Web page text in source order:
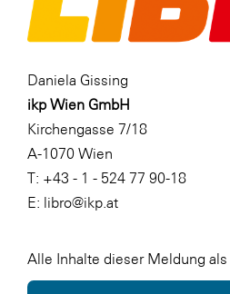
Daniela Gissing
ikp Wien GmbH
Kirchengasse 7/18
A-1070 Wien
T: +43 - 1 - 524 77 90-18
E: libro@ikp.at
Alle Inhalte dieser Meldung als